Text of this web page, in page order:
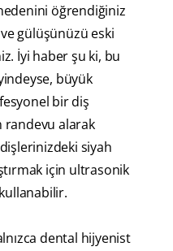
öğrendiğiniz
gülüşünüzü eski
İyi haber şu ki, bu
büyük
bir diş
randevu alarak
siyah
için ultrasonik
dental hijyenist